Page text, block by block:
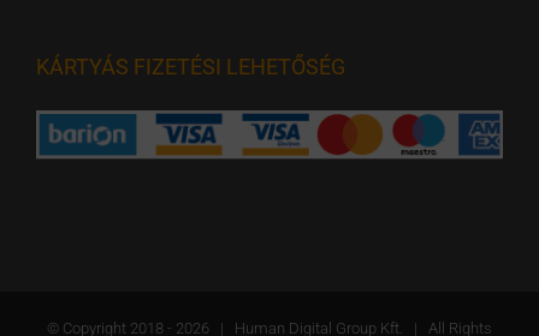
KÁRTYÁS FIZETÉSI LEHETŐSÉG
© Copyright 2018 - 2026 | Human Digital Group Kft. | All Rights